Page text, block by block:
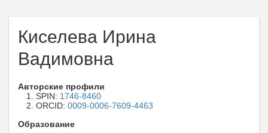
Киселева Ирина
Вадимовна
Авторские профили
SPIN: 1746-8460
ORCID: 0009-0006-7609-4463
Образование